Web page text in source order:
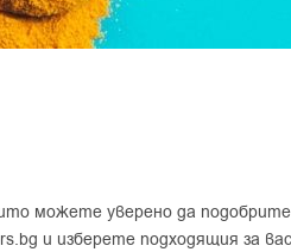
можете уверено да
и изберете подходящия за